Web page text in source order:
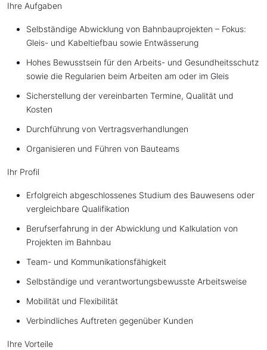
Ihre Aufgaben
Selbständige Abwicklung von Bahnbauprojekten – Fokus:
Gleis- und Kabeltiefbau sowie Entwässerung
Hohes Bewusstsein für den Arbeits- und Gesundheitsschutz
sowie die Regularien beim Arbeiten am oder im Gleis
Sicherstellung der vereinbarten Termine, Qualität und
Kosten
Durchführung von Vertragsverhandlungen
Organisieren und Führen von Bauteams
Ihr Profil
Erfolgreich abgeschlossenes Studium des Bauwesens oder
vergleichbare Qualifikation
Berufserfahrung in der Abwicklung und Kalkulation von
Projekten im Bahnbau
Team- und Kommunikationsfähigkeit
Selbständige und verantwortungsbewusste Arbeitsweise
Mobilität und Flexibilität
Verbindliches Auftreten gegenüber Kunden
Ihre Vorteile